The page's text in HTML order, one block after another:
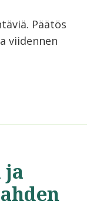
Päätös
viidennen
ja